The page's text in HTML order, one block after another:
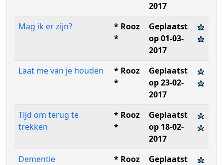
2017
Mag ik er zijn?
* Rooz
*
Geplaatst
op 01-03-
2017
Laat me van je houden
* Rooz
*
Geplaatst
op 23-02-
2017
Tijd om terug te
trekken
* Rooz
*
Geplaatst
op 18-02-
2017
Dementie
* Rooz
Geplaatst